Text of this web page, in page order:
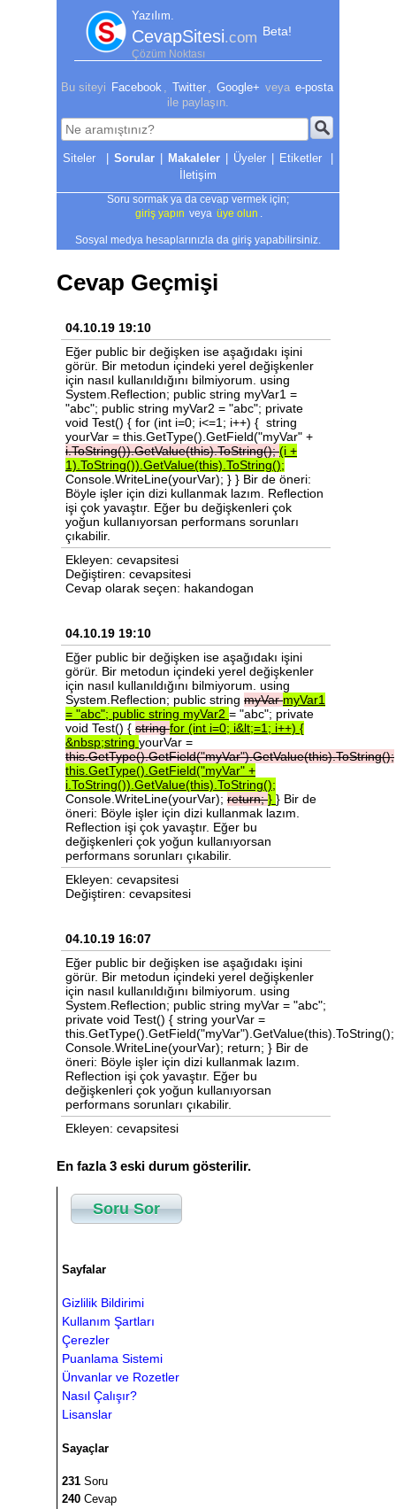
Yazılım.
CevapSitesi.com Beta!
Çözüm Noktası
Bu siteyi Facebook Twitter Google+ veya e-posta
ile paylaşın.
| Sorular | Makaleler | Üyeler | Etiketler
|
İletişim
Soru sormak ya da cevap vermek için;
giriş yapın veya üye olun
Sosyal medya hesaplarınızla da giriş yapabilirsiniz.
Cevap Geçmişi
04.10.19 19:10
Eğer public bir değişken ise aşağıdakı işini
görür. Bir metodun içindeki yerel değişkenler
için nasıl kullanıldığını bilmiyorum. using
System.Reflection; public string myVar1 =
"abc"; public string myVar2 = "abc"; private
void Test() { for (int i=0; i<=1; i++) { string
yourVar = this.GetType().GetField("myVar" +
i.ToString()).GetValue(this).ToString();(i +
1).ToString()).GetValue(this).ToString();
Console.WriteLine(yourVar); } } Bir de öneri:
Böyle işler için dizi kullanmak lazım. Reflection
işi çok yavaştır. Eğer bu değişkenleri çok
yoğun kullanıyorsan performans sorunları
çıkabilir.
Ekleyen: cevapsitesi
Değiştiren: cevapsitesi
Cevap olarak seçen: hakandogan
04.10.19 19:10
Eğer public bir değişken ise aşağıdakı işini
görür. Bir metodun içindeki yerel değişkenler
için nasıl kullanıldığını bilmiyorum. using
System.Reflection; public string myVarmyVar1
= "abc"; public string myVar2 = "abc"; private
void Test() { stringfor (int i=0; i&lt;=1; i++) {
&nbsp;string yourVar =
this.GetType().GetField("myVar").GetValue(this).ToString();
this.GetType().GetField("myVar" +
i.ToString()).GetValue(this).ToString();
Console.WriteLine(yourVar); return;} } Bir de
öneri: Böyle işler için dizi kullanmak lazım.
Reflection işi çok yavaştır. Eğer bu
değişkenleri çok yoğun kullanıyorsan
performans sorunları çıkabilir.
Ekleyen: cevapsitesi
Değiştiren: cevapsitesi
04.10.19 16:07
Eğer public bir değişken ise aşağıdakı işini
görür. Bir metodun içindeki yerel değişkenler
için nasıl kullanıldığını bilmiyorum. using
System.Reflection; public string myVar = "abc";
private void Test() { string yourVar =
this.GetType().GetField("myVar").GetValue(this).ToString();
Console.WriteLine(yourVar); return; } Bir de
öneri: Böyle işler için dizi kullanmak lazım.
Reflection işi çok yavaştır. Eğer bu
değişkenleri çok yoğun kullanıyorsan
performans sorunları çıkabilir.
Ekleyen: cevapsitesi
En fazla 3 eski durum gösterilir.
Soru Sor
Sayfalar
Gizlilik Bildirimi
Kullanım Şartları
Çerezler
Puanlama Sistemi
Ünvanlar ve Rozetler
Nasıl Çalışır?
Lisanslar
Sayaçlar
231 Soru
240 Cevap